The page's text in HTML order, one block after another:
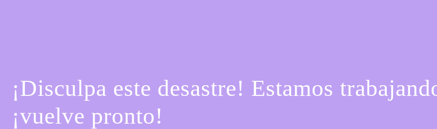
¡Disculpa este desastre! Estamos
¡vuelve pronto!